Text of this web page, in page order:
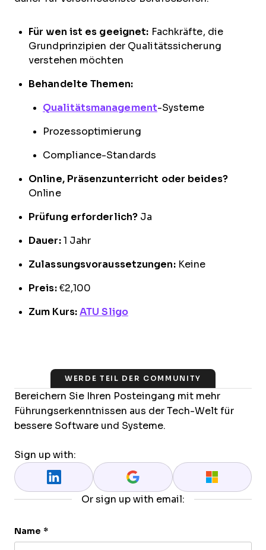
Für wen ist es geeignet: Fachkräfte, die
Grundprinzipien der Qualitätssicherung
verstehen möchten
Behandelte Themen:
Qualitätsmanagement-Systeme
Prozessoptimierung
Compliance-Standards
Online, Präsenzunterricht oder beides?
Online
Prüfung erforderlich? Ja
Dauer:1 Jahr
Zulassungsvoraussetzungen:Keine
Preis:€2,100
Zum Kurs: ATU Sligo
WERDE TEIL DER COMMUNITY
Bereichern Sie Ihren Posteingang mit mehr
Führungserkenntnissen aus der Tech-Welt für
bessere Software und Systeme.
Sign up with:
Or sign up with email:
Name *